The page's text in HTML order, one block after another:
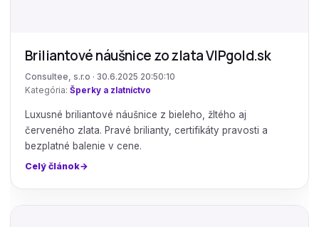
Briliantové náušnice zo zlata VIPgold.sk
Consultee, s.r.o · 30.6.2025 20:50:10
Kategória: Šperky a zlatníctvo
Luxusné briliantové náušnice z bieleho, žltého aj
červeného zlata. Pravé brilianty, certifikáty pravosti a
bezplatné balenie v cene.
Celý článok